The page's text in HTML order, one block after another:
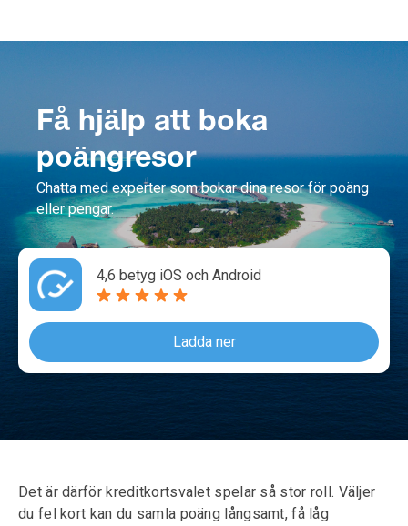
Få hjälp att boka
poängresor
Chatta med experter som bokar dina resor för poäng
eller pengar.
4,6 betyg iOS och Android
Ladda ner
Det är därför kreditkortsvalet spelar så stor roll. Väljer
du fel kort kan du samla poäng långsamt, få låg